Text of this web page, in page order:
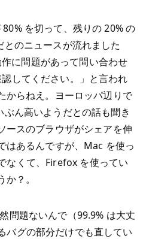
を切って、残りの 20% の
のニュースが流れました
に問題があって問い合わせ
してください。」と言われ
からねえ。ヨーロッパ辺りで
ん高いようだとの話も聞き
ースのブラウザがシェアを伸
はあるんですが、Mac を使っ
なくて、Firefox を使ってい
？。
問題ないんで（99.9% は大丈
バグの部分だけでも直してい